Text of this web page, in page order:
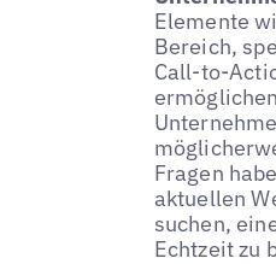
Elemente
Bereich,
Call-to-
Fragen
aktuellen
suchen,
Echtzeit zu